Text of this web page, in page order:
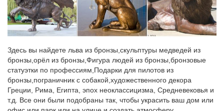
Новые цены на телевизоры филипс.
Fatal error: Class ‘Tax’ not found in /home/et11/xn-
Цены и размеры на Цементно-стружечные плиты (ЦСП).
pokupalkin.ru/catalogue/brands/48402
Lego Jurassic World 75916 Засада на дилофозавра.
Здесь вы найдете льва из бронзы,скульптуры медведей из
бронзы,орёл из бронзы,Фигура людей из бронзы,бронзовые
статуэтки по профессиям,Подарки для пилотов из
бронзы,пограничник с собакой,художественного декора
Греции, Рима, Египта, эпох неоклассицизма, Средневековья и
т.д. Все они были подобраны так, чтобы украсить ваш дом или